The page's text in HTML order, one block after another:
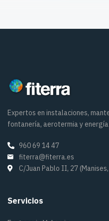
Expertos en instalaciones,
fontanería, aerotermia y
960 69 14 47
fiterra@fiterra.es
C/Juan Pablo II, 27
Servicios